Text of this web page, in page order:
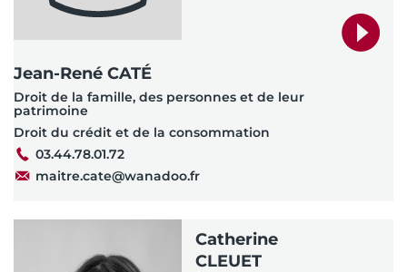
Jean-René CATÉ
Droit de la famille, des personnes et de leur
patrimoine
Droit du crédit et de la consommation
03.44.78.01.72
maitre.cate@wanadoo.fr
Catherine
CLEUET